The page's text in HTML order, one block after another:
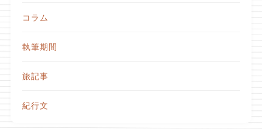
コラム
執筆期間
旅記事
紀行文